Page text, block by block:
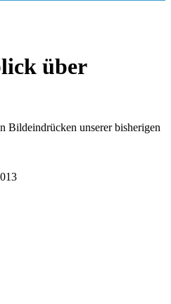
über
Bildeindrücken unserer bisherigen